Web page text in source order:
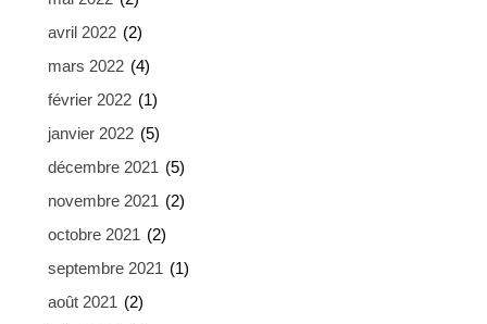
avril 2022 (2)
mars 2022 (4)
février 2022 (1)
janvier 2022 (5)
décembre 2021 (5)
novembre 2021 (2)
octobre 2021 (2)
septembre 2021 (1)
août 2021 (2)